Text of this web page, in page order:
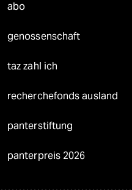
abo
genossenschaft
taz zahl ich
recherchefonds ausland
panterstiftung
panterpreis 2026